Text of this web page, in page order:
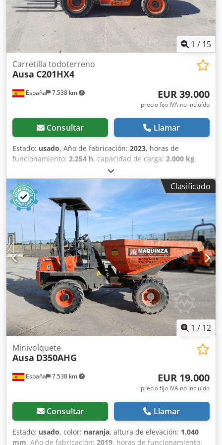
1 / 15
España 7.538 km
Carretilla todoterreno
Ausa C201HX4
EUR 39.000
precio fijo IVA no incluído
Consultar Llamar
Estado: usado, Año de fabricación: 2023, horas de
funcionamiento: 2.254 h, capacidad de carga: 2.000 kg,
3.700 mm, altura total:
longitud total:4.380 mm, ancho total:1.520 mm,
Equipamiento:
tracción a las cuatro ruedas
, Año de
fabricación: 2023 Peso en vacío: 3.635 kg PBV: 5.635 kg
Depósito de combustible: 62 litros Ubicación: Casarrubios
del monte (Toledo) Carretilla de obra de 2.000 kg. de
capacidad Chsdpfexqficsx Afnoa AUSA C201HX4 . Perfecta
para todo tipo de trabajos en exteriores como agricultura,
obra, construcción, puertos, minería y más. Maquinaria
totalmente revisada y funcional y con documentación al
día. Consulte con nuestro departamento comercial. Mástil:
Telescópico 3,7 m Altura mástil: 2.070 mm CE Matriculada
Clasificado
1 / 12
España 7.538 km
Minivolquete
Ausa D350AHG
EUR 19.000
precio fijo IVA no incluído
Consultar Llamar
Estado: usado, color: naranja, altura de elevación: 1.040
mm, Año de fabricación: 2019, horas de funcionamiento: